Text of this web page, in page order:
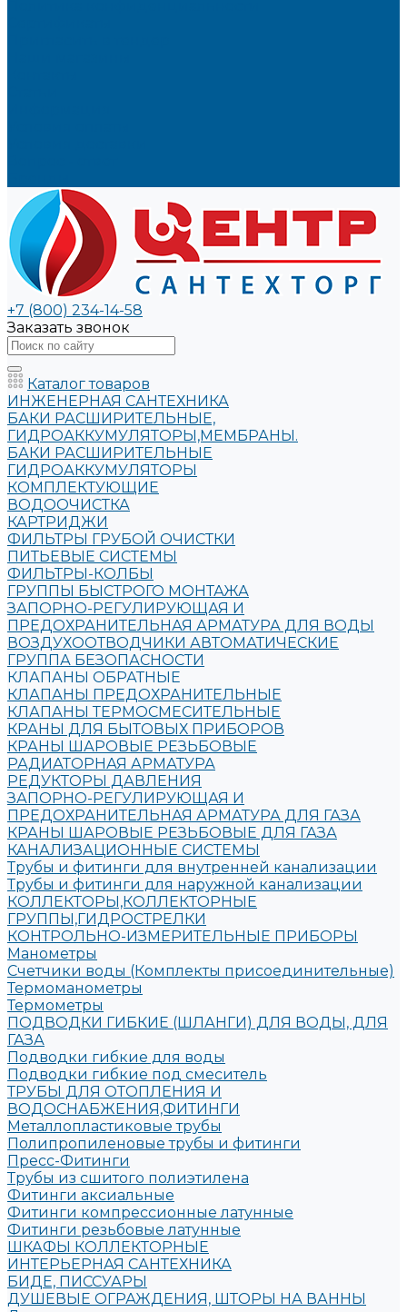
+7 (800) 234-14-58
Заказать звонок
Каталог товаров
ИНЖЕНЕРНАЯ САНТЕХНИКА
БАКИ РАСШИРИТЕЛЬНЫЕ,
ГИДРОАККУМУЛЯТОРЫ,МЕМБРАНЫ.
БАКИ РАСШИРИТЕЛЬНЫЕ
ГИДРОАККУМУЛЯТОРЫ
КОМПЛЕКТУЮЩИЕ
ВОДООЧИСТКА
КАРТРИДЖИ
ФИЛЬТРЫ ГРУБОЙ ОЧИСТКИ
ПИТЬЕВЫЕ СИСТЕМЫ
ФИЛЬТРЫ-КОЛБЫ
ГРУППЫ БЫСТРОГО МОНТАЖА
ЗАПОРНО-РЕГУЛИРУЮЩАЯ И
ПРЕДОХРАНИТЕЛЬНАЯ АРМАТУРА ДЛЯ ВОДЫ
ВОЗДУХООТВОДЧИКИ АВТОМАТИЧЕСКИЕ
ГРУППА БЕЗОПАСНОСТИ
КЛАПАНЫ ОБРАТНЫЕ
КЛАПАНЫ ПРЕДОХРАНИТЕЛЬНЫЕ
КЛАПАНЫ ТЕРМОСМЕСИТЕЛЬНЫЕ
КРАНЫ ДЛЯ БЫТОВЫХ ПРИБОРОВ
КРАНЫ ШАРОВЫЕ РЕЗЬБОВЫЕ
РАДИАТОРНАЯ АРМАТУРА
РЕДУКТОРЫ ДАВЛЕНИЯ
ЗАПОРНО-РЕГУЛИРУЮЩАЯ И
ПРЕДОХРАНИТЕЛЬНАЯ АРМАТУРА ДЛЯ ГАЗА
КРАНЫ ШАРОВЫЕ РЕЗЬБОВЫЕ ДЛЯ ГАЗА
КАНАЛИЗАЦИОННЫЕ СИСТЕМЫ
Трубы и фитинги для внутренней канализации
Трубы и фитинги для наружной канализации
КОЛЛЕКТОРЫ,КОЛЛЕКТОРНЫЕ
ГРУППЫ,ГИДРОСТРЕЛКИ
КОНТРОЛЬНО-ИЗМЕРИТЕЛЬНЫЕ ПРИБОРЫ
Манометры
Счетчики воды (Комплекты присоединительные)
Термоманометры
Термометры
ПОДВОДКИ ГИБКИЕ (ШЛАНГИ) ДЛЯ ВОДЫ, ДЛЯ
ГАЗА
Подводки гибкие для воды
Подводки гибкие под смеситель
ТРУБЫ ДЛЯ ОТОПЛЕНИЯ И
ВОДОСНАБЖЕНИЯ,ФИТИНГИ
Металлопластиковые трубы
Полипропиленовые трубы и фитинги
Пресс-Фитинги
Трубы из сшитого полиэтилена
Фитинги аксиальные
Фитинги компрессионные латунные
Фитинги резьбовые латунные
ШКАФЫ КОЛЛЕКТОРНЫЕ
ИНТЕРЬЕРНАЯ САНТЕХНИКА
БИДЕ, ПИССУАРЫ
ДУШЕВЫЕ ОГРАЖДЕНИЯ, ШТОРЫ НА ВАННЫ